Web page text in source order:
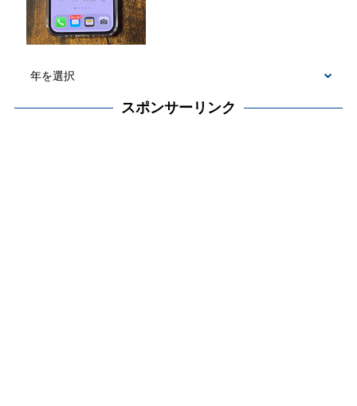
スポンサーリンク